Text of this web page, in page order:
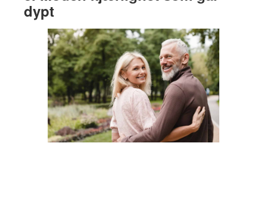
dypt